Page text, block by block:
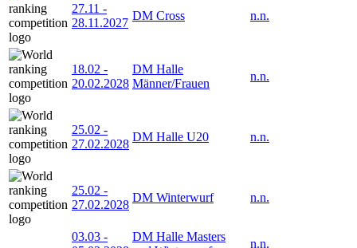
27.11 -
28.11.2027
DM Cross n.n.
18.02 -
20.02.2028
DM Halle
Männer/Frauen
n.n.
25.02 -
27.02.2028
DM Halle U20 n.n.
25.02 -
27.02.2028
DM Winterwurf n.n.
03.03 -
DM Halle Masters
n.n.